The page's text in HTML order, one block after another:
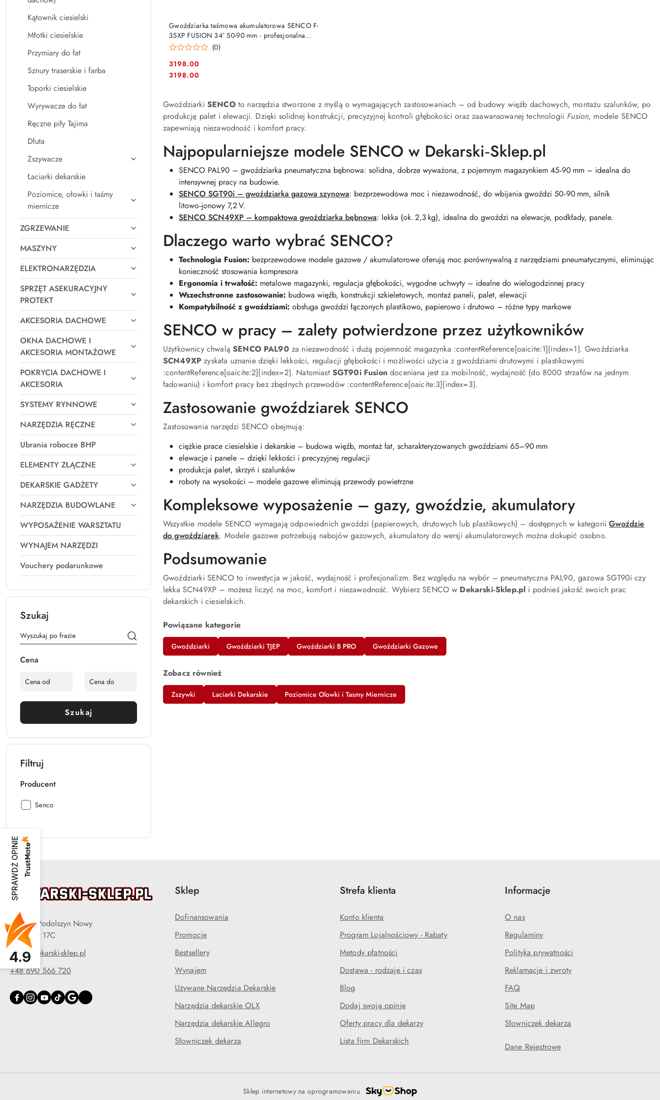
SPRAWDŹ OPINIE
4.9
Kątownik ciesielski
Młotki ciesielskie
Przymiary do łat
Sznury traserskie i farba
Toporki ciesielskie
Wyrywacze do łat
Ręczne piły Tajima
Dłuta
Zszywacze
Łaciarki dekarskie
Poziomice, ołowki i taśmy
miernicze
ZGRZEWANIE
MASZYNY
ELEKTRONARZĘDZIA
SPRZĘT ASEKURACYJNY
PROTEKT
AKCESORIA DACHOWE
OKNA DACHOWE I
AKCESORIA MONTAŻOWE
POKRYCIA DACHOWE I
AKCESORIA
SYSTEMY RYNNOWE
NARZĘDZIA RĘCZNE
Ubrania robocze BHP
ELEMENTY ZŁĄCZNE
DEKARSKIE GADŻETY
NARZĘDZIA BUDOWLANE
WYPOSAŻENIE WARSZTATU
WYNAJEM NARZĘDZI
Vouchery podarunkowe
Szukaj
Cena
Szukaj
Filtruj
Producent
Producent:
Senco
Gwoździarka taśmowa akumulatorowa SENCO F-
35XP FUSION 34° 50-90 mm - profesjonalna
gwoździarka bezprzewodowa
(0)
Cena:
3198.00
Cena:
3198.00
DO KOSZYKA
Gwoździarki SENCOto narzędzia stworzone z myślą o wymagających zastosowaniach – od budowy więźb dachowych, montażu szalunków, po
produkcję palet i elewacji. Dzięki solidnej konstrukcji, precyzyjnej kontroli głębokości oraz zaawansowanej technologii Fusion, modele SENCO
zapewniają niezawodność i komfort pracy.
Najpopularniejsze modele SENCO w Dekarski‑Sklep.pl
SENCO PAL90 – gwoździarka pneumatyczna bębnowa: solidna, dobrze wyważona, z pojemnym magazynkiem 45‑90 mm – idealna do
intensywnej pracy na budowie.
SENCO SGT90i – gwoździarka gazowa szynowa: bezprzewodowa moc i niezawodność, do wbijania gwoździ 50‑90 mm, silnik
litowo‑jonowy 7,2 V.
SENCO SCN49XP – kompaktowa gwoździarka bębnowa: lekka (ok. 2,3 kg), idealna do gwoździ na elewacje, podkłady, panele.
Dlaczego warto wybrać SENCO?
Technologia Fusion: bezprzewodowe modele gazowe / akumulatorowe oferują moc porównywalną z narzędziami pneumatycznymi, eliminując
konieczność stosowania kompresora
Ergonomia i trwałość: metalowe magazynki, regulacja głębokości, wygodne uchwyty – idealne do wielogodzinnej pracy
Wszechstronne zastosowanie: budowa więźb, konstrukcji szkieletowych, montaż paneli, palet, elewacji
Kompatybilność z gwoździami: obsługa gwoździ łączonych plastikowo, papierowo i drutowo – różne typy markowe
SENCO w pracy – zalety potwierdzone przez użytkowników
Użytkownicy chwaląSENCO PAL90 za niezawodność i dużą pojemność magazynka :contentReference[oaicite:1]{index=1}. Gwoździarka
SCN49XP zyskała uznanie dzięki lekkości, regulacji głębokości i możliwości użycia z gwoździami drutowymi i plastikowymi
:contentReference[oaicite:2]{index=2}. Natomiast SGT90i Fusiondoceniana jest za mobilność, wydajność (do 8000 strzałów na jednym
ładowaniu) i komfort pracy bez zbędnych przewodów :contentReference[oaicite:3]{index=3}.
Zastosowanie gwoździarek SENCO
Zastosowania narzędzi SENCO obejmują:
ciężkie prace ciesielskie i dekarskie – budowa więźb, montaż łat, scharakteryzowanych gwoździami 65–90 mm
elewacje i panele – dzięki lekkości i precyzyjnej regulacji
produkcja palet, skrzyń i szalunków
roboty na wysokości – modele gazowe eliminują przewody powietrzne
Kompleksowe wyposażenie – gazy, gwoździe, akumulatory
Wszystkie modele SENCO wymagają odpowiednich gwoździ (papierowych, drutowych lub plastikowych) – dostępnych w kategoriiGwoździe
do gwoździarek. Modele gazowe potrzebują nabojów gazowych, akumulatory do wersji akumulatorowych można dokupić osobno.
Podsumowanie
Gwoździarki SENCO to inwestycja w jakość, wydajność i profesjonalizm. Bez względu na wybór – pneumatyczna PAL90, gazowa SGT90i czy
lekka SCN49XP – możesz liczyć na moc, komfort i niezawodność. Wybierz SENCO w Dekarski‑Sklep.pl i podnieś jakość swoich prac
dekarskich i ciesielskich.
Powiązane kategorie
Gwoździarki Gwoździarki TJEP Gwoździarki B PRO Gwoździarki Gazowe
Zobacz również
Zszywki Laciarki Dekarskie Poziomice Olowki i Tasmy Miernicze
05-090 Podolszyn Nowy
ul. Długa 17C
biuro@dekarski-sklep.pl
+48 690 566 720
Sklep
Dofinansowania
Promocje
Bestsellery
Wynajem
Używane Narzędzia Dekarskie
Narzędzia dekarskie OLX
Narzędzia dekarskie Allegro
Słowniczek dekarza
Strefa klienta
Konto klienta
Program Lojalnościowy - Rabaty
Metody płatności
Dostawa - rodzaje i czas
Blog
Dodaj swoją opinię
Oferty pracy dla dekarzy
Lista firm Dekarskich
Informacje
O nas
Regulaminy
Polityka prywatności
Reklamacje i zwroty
FAQ
Site Map
Słowniczek dekarza
Dane Rejestrowe
Sklep internetowy na oprogramowaniu